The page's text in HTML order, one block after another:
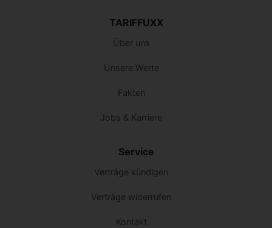
TARIFFUXX
Über uns
Unsere Werte
Fakten
Jobs & Karriere
Service
Verträge kündigen
Verträge widerrufen
Kontakt